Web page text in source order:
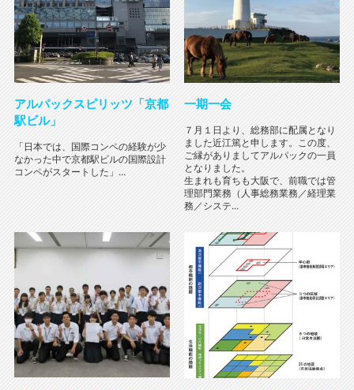
アルパックスピリッツ「京都
駅ビル」
「日本では、国際コンペの経験が少
なかった中で京都駅ビルの国際設計
コンペがスタートした」...
一期一会
７月１日より、総務部に配属となり
ました近江篤と申します。この度、
ご縁がありましてアルパックの一員
となりました。
生まれも育ちも大阪で、前職では管
理部門業務（人事総務業務／経理業
務／システ...